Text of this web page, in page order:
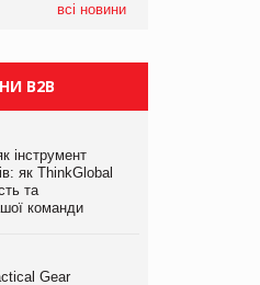
всі новини
B2B
інструмент
як ThinkGlobal
та
команди
Gear